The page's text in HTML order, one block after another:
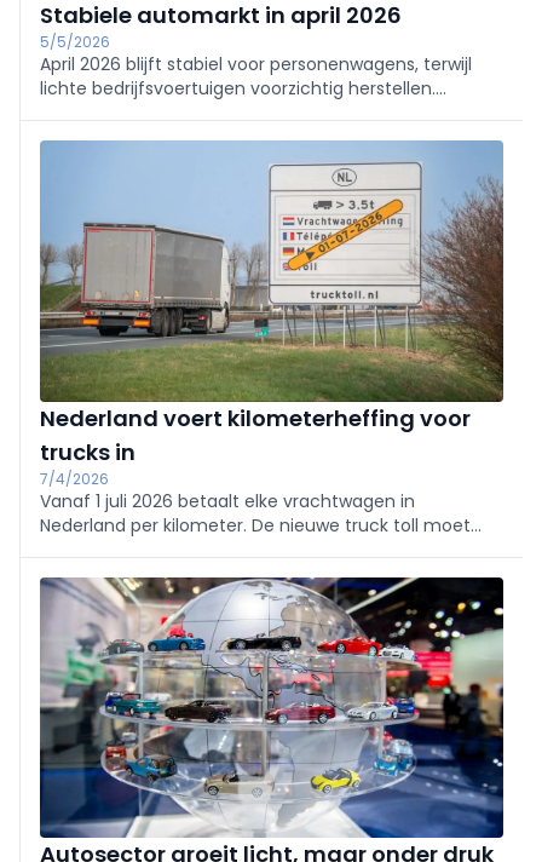
Stabiele automarkt in april 2026
5/5/2026
April 2026 blijft stabiel voor personenwagens, terwijl
lichte bedrijfsvoertuigen voorzichtig herstellen.
Nederland voert kilometerheffing voor
trucks in
7/4/2026
Vanaf 1 juli 2026 betaalt elke vrachtwagen in
Nederland per kilometer. De nieuwe truck toll moet
vergroening van het wegtransport versnellen.
Autosector groeit licht, maar onder druk